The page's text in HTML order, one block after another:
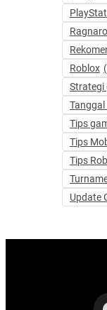
Roblox
Strategi
Tanggal
Tips
Tips
Tips
Update